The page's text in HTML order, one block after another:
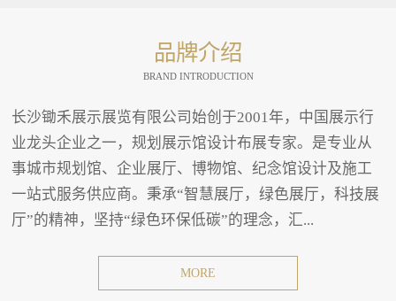
品牌介绍
BRAND INTRODUCTION
长沙锄禾展示展览有限公司始创于2001年，中国展示行
业龙头企业之一，规划展示馆设计布展专家。是专业从
事城市规划馆、企业展厅、博物馆、纪念馆设计及施工
一站式服务供应商。秉承“智慧展厅，绿色展厅，科技展
厅”的精神，坚持“绿色环保低碳”的理念，汇...
MORE